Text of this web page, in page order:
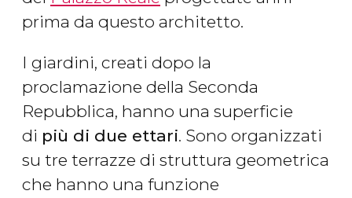
prima da questo architetto.
I giardini, creati dopo la
proclamazione della Seconda
Repubblica, hanno una superficie
di più di due ettari. Sono organizzati
su tre terrazze di struttura geometrica
che hanno una funzione